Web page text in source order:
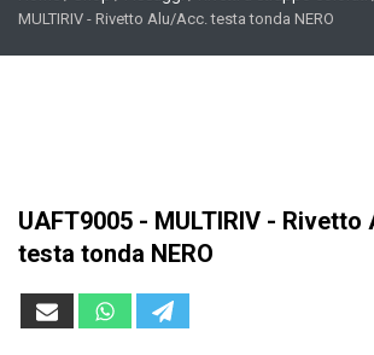
MULTIRIV - Rivetto Alu/Acc. testa tonda NERO
UAFT9005 - MULTIRIV - Rivetto
testa tonda NERO